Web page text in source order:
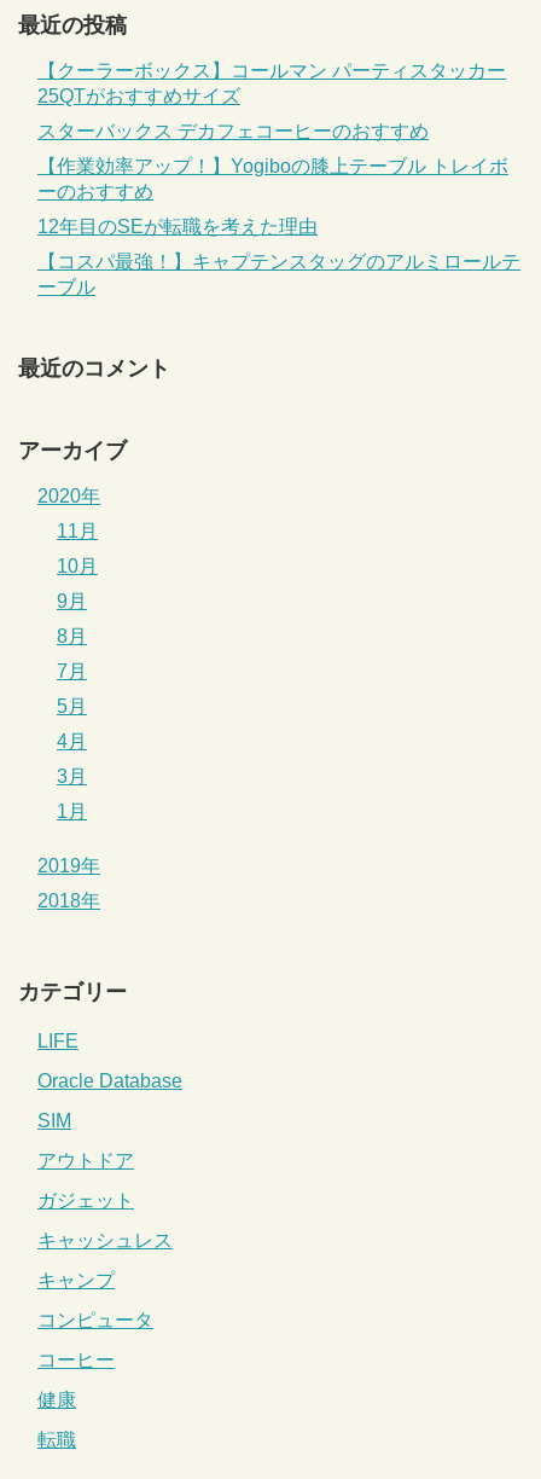
最近の投稿
【クーラーボックス】コールマン パーティスタッカー
25QTがおすすめサイズ
スターバックス デカフェコーヒーのおすすめ
【作業効率アップ！】Yogiboの膝上テーブル トレイボ
ーのおすすめ
12年目のSEが転職を考えた理由
【コスパ最強！】キャプテンスタッグのアルミロールテ
ーブル
最近のコメント
アーカイブ
2020年
11月
10月
9月
8月
7月
5月
4月
3月
1月
2019年
2018年
カテゴリー
LIFE
Oracle Database
SIM
アウトドア
ガジェット
キャッシュレス
キャンプ
コンピュータ
コーヒー
健康
転職